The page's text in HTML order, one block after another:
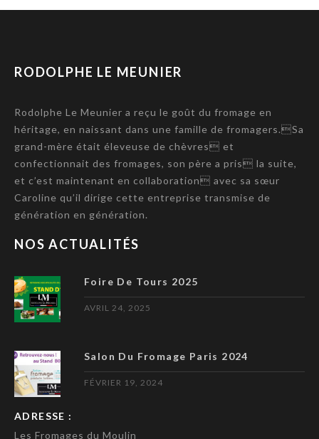
RODOLPHE LE MEUNIER
Rodolphe Le Meunier a reçu le goût du fromage en
héritage, en naissant dans une famille de fromagers.Sa
grand-mère était éleveuse de chèvres et
confectionnait des fromages, son père a pris la suite,
et c’est maintenant en collaboration avec sa sœur
Caroline qu’il dirige cette entreprise transmise de
génération en génération.
NOS ACTUALITÉS
Foire De Tours 2025
AVRIL 24, 2025
Salon Du Fromage Paris 2024
FÉVRIER 19, 2024
ADRESSE :
Les Fromages du Moulin